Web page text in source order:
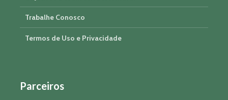
Trabalhe Conosco
Termos de Uso e Privacidade
Parceiros